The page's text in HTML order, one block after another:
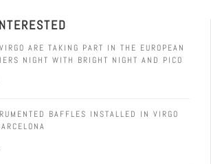
ARE TAKING PART IN THE EUROPEAN
NIGHT WITH BRIGHT NIGHT AND PICO
BAFFLES INSTALLED IN VIRGO